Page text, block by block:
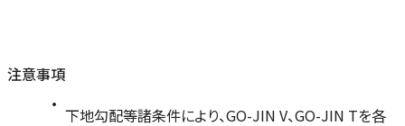
注意事項
下地勾配等諸条件により、GO-JIN V、GO-JIN Tを各